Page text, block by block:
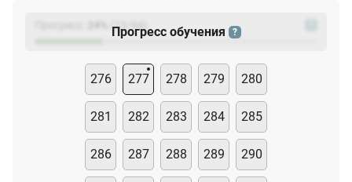
(23
Прогресс обучения ?
276 277 278 279 280
281 282 283 284 285
286 287 288 289 290